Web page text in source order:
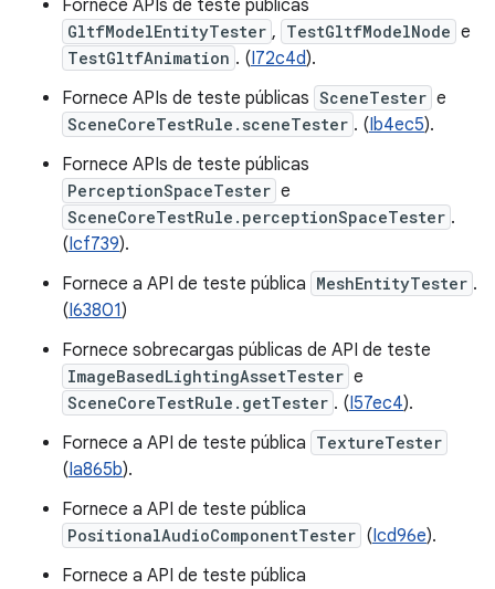
Fornece APIs de teste públicas
GltfModelEntityTester , TestGltfModelNode e
TestGltfAnimation . (I72c4d).
Fornece APIs de teste públicas SceneTester e
SceneCoreTestRule.sceneTester . (Ib4ec5).
Fornece APIs de teste públicas
PerceptionSpaceTester e
SceneCoreTestRule.perceptionSpaceTester .
(Icf739).
Fornece a API de teste pública MeshEntityTester .
(I63801)
Fornece sobrecargas públicas de API de teste
ImageBasedLightingAssetTester e
SceneCoreTestRule.getTester . (I57ec4).
Fornece a API de teste pública TextureTester
(Ia865b).
Fornece a API de teste pública
PositionalAudioComponentTester (Icd96e).
Fornece a API de teste pública